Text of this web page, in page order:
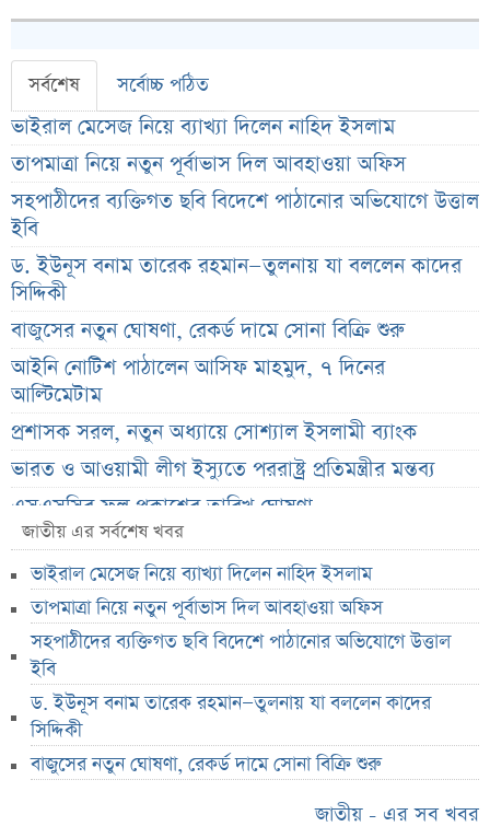
সর্বশেষ সর্বোচ্চ পঠিত
ভাইরাল মেসেজ নিয়ে ব্যাখ্যা দিলেন নাহিদ ইসলাম
তাপমাত্রা নিয়ে নতুন পূর্বাভাস দিল আবহাওয়া অফিস
সহপাঠীদের ব্যক্তিগত ছবি বিদেশে পাঠানোর অভিযোগে উত্তাল
ইবি
ড. ইউনূস বনাম তারেক রহমান—তুলনায় যা বললেন কাদের
সিদ্দিকী
বাজুসের নতুন ঘোষণা, রেকর্ড দামে সোনা বিক্রি শুরু
আইনি নোটিশ পাঠালেন আসিফ মাহমুদ, ৭ দিনের
আল্টিমেটাম
প্রশাসক সরল, নতুন অধ্যায়ে সোশ্যাল ইসলামী ব্যাংক
ভারত ও আওয়ামী লীগ ইস্যুতে পররাষ্ট্র প্রতিমন্ত্রীর মন্তব্য
এসএসসির ফল প্রকাশের তারিখ ঘোষণা
সৌদিতে বাংলাদেশিদের জন্য বড় সুখবর
নয় মাসের স্থবিরতা কাটিয়ে আবার গ্যাস পরিবহনে ইন্ট্রাকো
উচ্চ সুদেও মিলছে না আমানত, অবসায়নের প্রক্রিয়ায় ৫
আর্থিক প্রতিষ্ঠান
রাষ্ট্রপতি নির্বাচনের চূড়ান্ত তারিখ ঘোষণা
সাকিবের বাড়িতে হামলার পর কড়া প্রতিক্রিয়া পশ্চিমবঙ্গের
মন্ত্রীর
০৬ আগস্ট ব্লকে পাঁচ কোম্পানির বড় লেনদেন
অর্ধ-বার্ষিক আর্থিক প্রতিবেদন নিয়ে আর্নিংস ডিসক্লোজার
জাতীয় এর সর্বশেষ খবর
ভাইরাল মেসেজ নিয়ে ব্যাখ্যা দিলেন নাহিদ ইসলাম
তাপমাত্রা নিয়ে নতুন পূর্বাভাস দিল আবহাওয়া অফিস
সহপাঠীদের ব্যক্তিগত ছবি বিদেশে পাঠানোর অভিযোগে উত্তাল
ইবি
ড. ইউনূস বনাম তারেক রহমান—তুলনায় যা বললেন কাদের
সিদ্দিকী
বাজুসের নতুন ঘোষণা, রেকর্ড দামে সোনা বিক্রি শুরু
জাতীয় - এর সব খবর